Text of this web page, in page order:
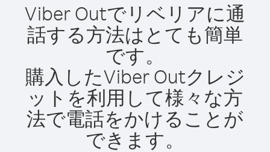
Viber Outでリベリアに通
話する方法はとても簡単
です。
購入したViber Outクレジ
ットを利用して様々な方
法で電話をかけることが
できます。